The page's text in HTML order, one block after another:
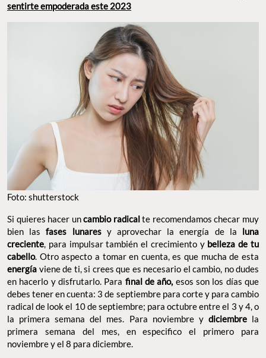
sentirte empoderada este 2023
Foto: shutterstock
Si quieres hacer uncambio radicalte recomendamos checar muy
bien lasfases lunares y aprovechar la energía de la luna
creciente, para impulsar también el crecimiento ybelleza de tu
cabello. Otro aspecto a tomar en cuenta, es que mucha de esta
energía viene de ti, si crees que es necesario el cambio, no dudes
en hacerlo y disfrutarlo. Para final de año, esos son los días que
debes tener en cuenta: 3 de septiembre para corte y para cambio
radical de look el 10 de septiembre; para octubre entre el 3 y 4, o
la primera semana del mes. Para noviembre y diciembre la
primera semana del mes, en especifico el primero para
noviembre y el 8 para diciembre.